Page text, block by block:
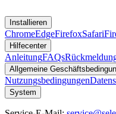
Installieren
ChromeEdgeFirefoxSafari
Hilfecenter
AnleitungFAQs
Allgemeine
Nutzungsbedingungen
System